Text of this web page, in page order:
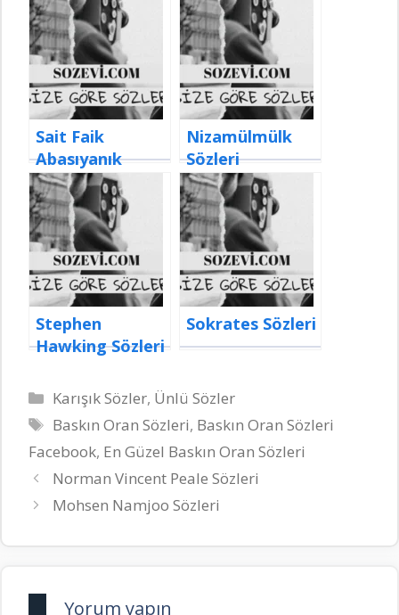
Sait Faik
Abasıyanık
Sözleri
Nizamülmülk
Sözleri
Stephen
Hawking Sözleri
Sokrates Sözleri
Kategoriler
Karışık Sözler, Ünlü Sözler
Etiketler
Baskın Oran Sözleri, Baskın Oran Sözleri
Facebook, En Güzel Baskın Oran Sözleri
Norman Vincent Peale Sözleri
Mohsen Namjoo Sözleri
Yorum yapın